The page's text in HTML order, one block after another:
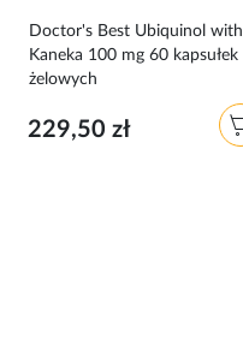
Doctor's Best Ubiquinol with
Kaneka 100 mg 60 kapsułek
żelowych
229,50 zł